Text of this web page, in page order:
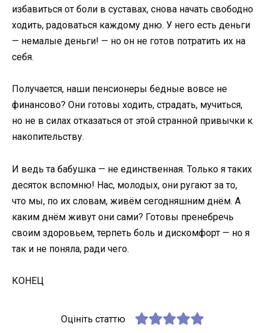
избавиться от боли в суставах, снова начать свободно
ходить, радоваться каждому дню. У него есть деньги
— немалые деньги! — но он не готов потратить их на
себя.
Получается, наши пенсионеры бедные вовсе не
финансово? Они готовы ходить, страдать, мучиться,
но не в силах отказаться от этой странной привычки к
накопительству.
И ведь та бабушка — не единственная. Только я таких
десяток вспомню! Нас, молодых, они ругают за то,
что мы, по их словам, живём сегодняшним днём. А
каким днём живут они сами? Готовы пренебречь
своим здоровьем, терпеть боль и дискомфорт — но я
так и не поняла, ради чего.
КОНЕЦ
Оцініть статтю